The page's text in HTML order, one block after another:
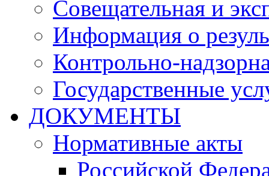
Совещательная и
Информация о
Контрольно-
Государственные
ДОКУМЕНТЫ
Нормативные акты
Российской